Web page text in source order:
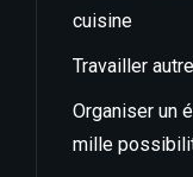
cuisine
Travailler
Organiser un
mille